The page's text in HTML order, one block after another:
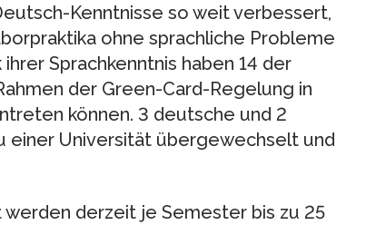
Kenntnisse so weit verbessert,
ohne sprachliche Probleme
Sprachkenntnis haben 14 der
der Green-Card-Regelung in
können. 3 deutsche und 2
einer Universität übergewechselt und
derzeit je Semester bis zu 25